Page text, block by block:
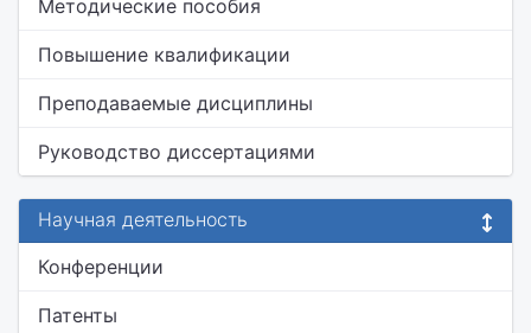
Методические пособия
Повышение квалификации
Преподаваемые дисциплины
Руководство диссертациями
Научная деятельность
Конференции
Патенты